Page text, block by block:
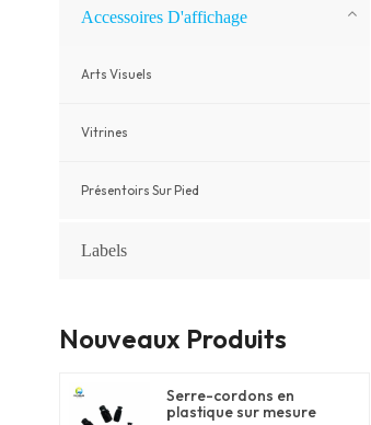
Accessoires D'affichage
Arts Visuels
Vitrines
Présentoirs Sur Pied
Labels
Nouveaux Produits
Serre-cordons en
plastique sur mesure